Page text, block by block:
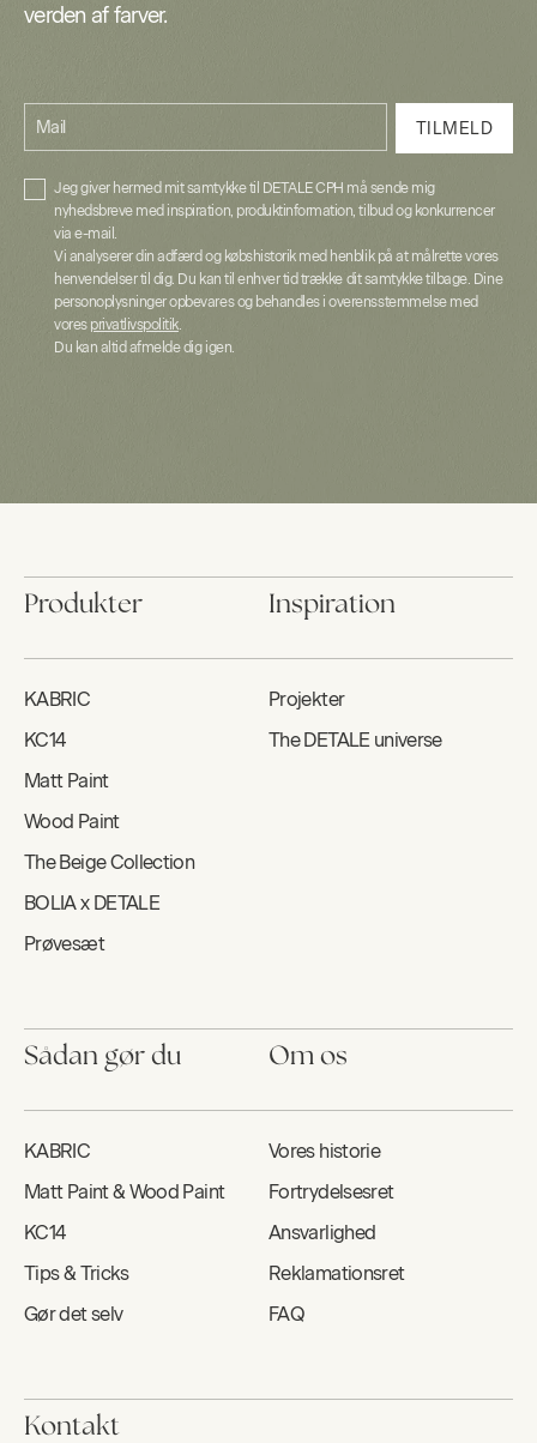
verden af farver.
Mail TILMELD
Jeg giver hermed mit samtykke til DETALE CPH må sende mig
nyhedsbreve med inspiration, produktinformation, tilbud og konkurrencer
via e-mail.
Vi analyserer din adfærd og købshistorik med henblik på at målrette vores
henvendelser til dig. Du kan til enhver tid trække dit samtykke tilbage. Dine
personoplysninger opbevares og behandles i overensstemmelse med
vores privatlivspolitik.
Du kan altid afmelde dig igen.
Produkter
KABRIC
KC14
Matt Paint
Wood Paint
The Beige Collection
BOLIA x DETALE
Prøvesæt
Inspiration
Projekter
The DETALE universe
Sådan gør du
KABRIC
Matt Paint & Wood Paint
KC14
Tips & Tricks
Gør det selv
Om os
Vores historie
Fortrydelsesret
Ansvarlighed
Reklamationsret
FAQ
Kontakt